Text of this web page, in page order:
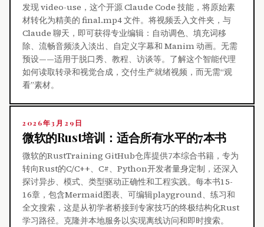
发现 video-use，这个开源 Claude Code 技能，将原始素
材转化为精美的 final.mp4 文件。将视频丢入文件夹，与
Claude 聊天，即可获得专业编辑：自动调色、填充词移
除、流畅音频淡入淡出、自定义字幕和 Manim 动画。无需
预设——适用于脱口秀、教程、访谈等。了解这个智能代理
如何读取转录和视觉合成，交付生产就绪视频，而无需“观
看”素材。
2026年3月29日
微软的Rust培训：适合所有水平的7本书
微软的RustTraining GitHub仓库提供7本综合书籍，专为
转向Rust的C/C++、C#、Python开发者量身定制，还深入
探讨异步、模式、类型驱动正确性和工程实践。每本书15-
16章，包含Mermaid图表、可编辑playground、练习和
全文搜索，这是从初学者桥接到专家技巧的终极结构化Rust
学习路径。克隆并本地服务以实现离线访问和即时搜索。